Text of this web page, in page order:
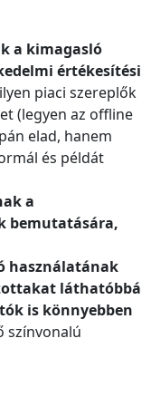
a kimagasló
értékesítési
piaci szereplők
(legyen az offline
elad, hanem
és példát
a
bemutatására,
használatának
láthatóbbá
is könnyebben
színvonalú